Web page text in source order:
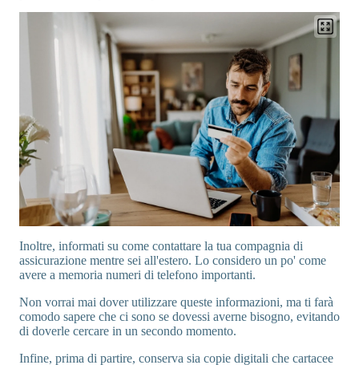
Inoltre, informati su come contattare la tua compagnia di
assicurazione mentre sei all'estero. Lo considero un po' come
avere a memoria numeri di telefono importanti.
Non vorrai mai dover utilizzare queste informazioni, ma ti farà
comodo sapere che ci sono se dovessi averne bisogno, evitando
di doverle cercare in un secondo momento.
Infine, prima di partire, conserva sia copie digitali che cartacee